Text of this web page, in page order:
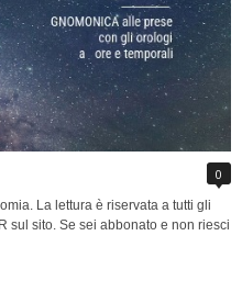
0
La lettura è riservata a tutti gli
sul sito. Se sei abbonato e non riesci